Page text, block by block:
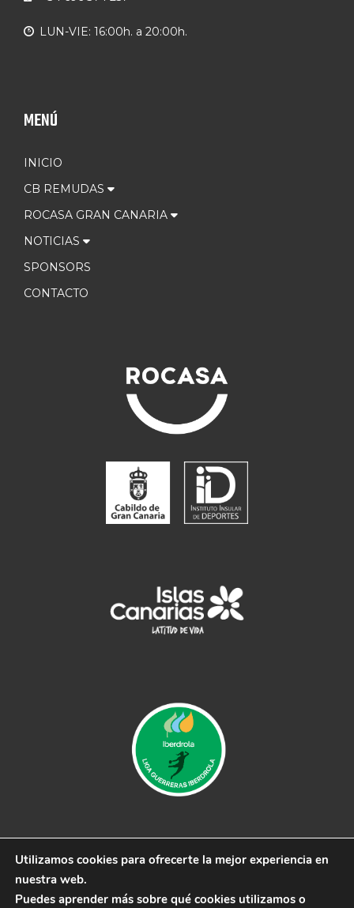
LUN-VIE: 16:00h. a 20:00h.
MENÚ
INICIO
CB REMUDAS
ROCASA GRAN CANARIA
NOTICIAS
SPONSORS
CONTACTO
© 2019 CB Remudas - Desarrollado por3COM
Utilizamos cookies para ofrecerte la mejor experiencia en
nuestra web.
Puedes aprender más sobre qué cookies utilizamos o